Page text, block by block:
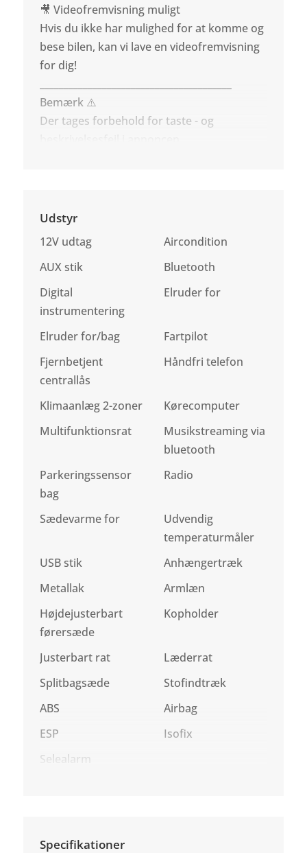
🎥 Videofremvisning muligt
Hvis du ikke har mulighed for at komme og
bese bilen, kan vi lave en videofremvisning
for dig!
Bemærk ⚠️
Der tages forbehold for taste - og
Udstyr
12V udtag
Aircondition
AUX stik
Bluetooth
Digital
instrumentering
Elruder for
Elruder for/bag
Fartpilot
Fjernbetjent
centrallås
Håndfri telefon
Klimaanlæg 2-zoner
Kørecomputer
Multifunktionsrat
Musikstreaming via
bluetooth
Parkeringssensor
bag
Radio
Sædevarme for
Udvendig
temperaturmåler
USB stik
Anhængertræk
Metallak
Armlæn
Højdejusterbart
førersæde
Kopholder
Justerbart rat
Læderrat
Splitbagsæde
Stofindtræk
ABS
Airbag
ESP
Isofix
Selealarm
Specifikationer